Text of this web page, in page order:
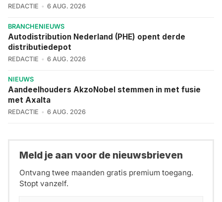
REDACTIE 6 AUG. 2026
BRANCHENIEUWS
Autodistribution Nederland (PHE) opent derde
distributiedepot
REDACTIE 6 AUG. 2026
NIEUWS
Aandeelhouders AkzoNobel stemmen in met fusie
met Axalta
REDACTIE 6 AUG. 2026
Meld je aan voor de nieuwsbrieven
Ontvang twee maanden gratis premium toegang.
Stopt vanzelf.